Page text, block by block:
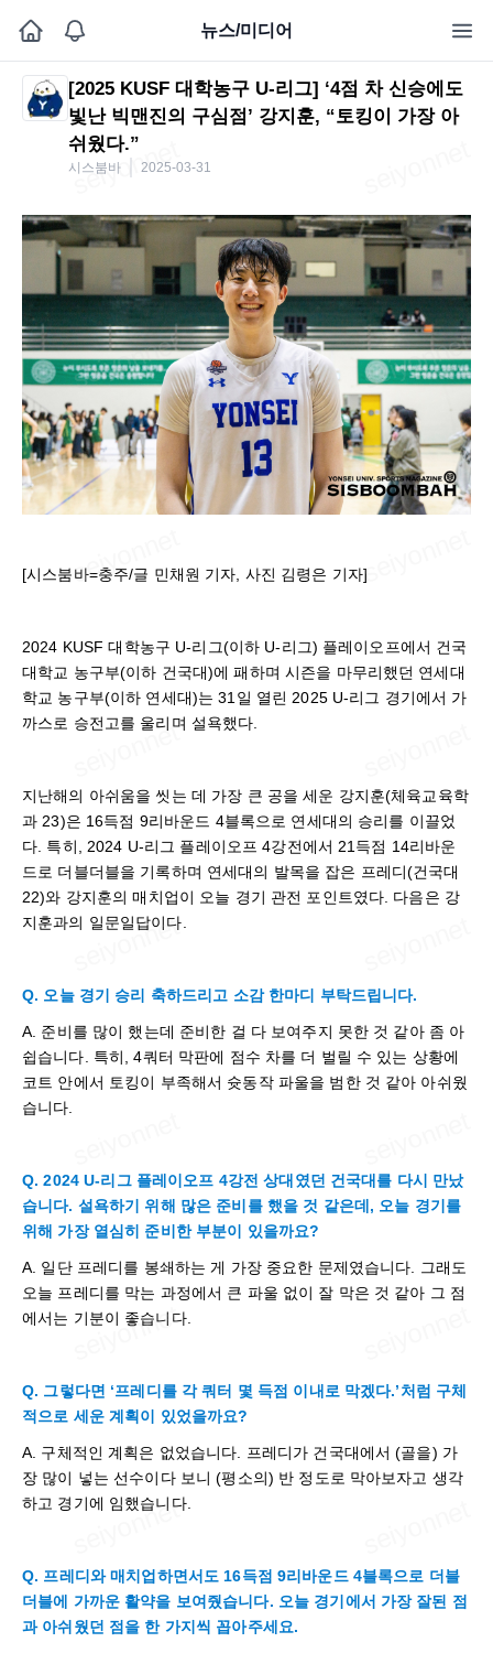
뉴스/미디어
[2025 KUSF 대학농구 U-리그] ‘4점 차 신승에도
빛난 빅맨진의 구심점’ 강지훈, “토킹이 가장 아
쉬웠다.”
시스붐바 2025-03-31
[시스붐바=충주/글 민채원 기자, 사진 김령은 기자]
2024 KUSF 대학농구 U-리그(이하 U-리그) 플레이오프에서 건국
대학교 농구부(이하 건국대)에 패하며 시즌을 마무리했던 연세대
학교 농구부(이하 연세대)는 31일 열린 2025 U-리그 경기에서 가
까스로 승전고를 울리며 설욕했다.
지난해의 아쉬움을 씻는 데 가장 큰 공을 세운 강지훈(체육교육학
과 23)은 16득점 9리바운드 4블록으로 연세대의 승리를 이끌었
다. 특히, 2024 U-리그 플레이오프 4강전에서 21득점 14리바운
드로 더블더블을 기록하며 연세대의 발목을 잡은 프레디(건국대
22)와 강지훈의 매치업이 오늘 경기 관전 포인트였다. 다음은 강
지훈과의 일문일답이다.
Q. 오늘 경기 승리 축하드리고 소감 한마디 부탁드립니다.
A. 준비를 많이 했는데 준비한 걸 다 보여주지 못한 것 같아 좀 아
쉽습니다. 특히, 4쿼터 막판에 점수 차를 더 벌릴 수 있는 상황에
코트 안에서 토킹이 부족해서 슛동작 파울을 범한 것 같아 아쉬웠
습니다.
Q. 2024 U-리그 플레이오프 4강전 상대였던 건국대를 다시 만났
습니다. 설욕하기 위해 많은 준비를 했을 것 같은데, 오늘 경기를
위해 가장 열심히 준비한 부분이 있을까요?
A. 일단 프레디를 봉쇄하는 게 가장 중요한 문제였습니다. 그래도
오늘 프레디를 막는 과정에서 큰 파울 없이 잘 막은 것 같아 그 점
에서는 기분이 좋습니다.
Q. 그렇다면 ‘프레디를 각 쿼터 몇 득점 이내로 막겠다.’처럼 구체
적으로 세운 계획이 있었을까요?
A. 구체적인 계획은 없었습니다. 프레디가 건국대에서 (골을) 가
장 많이 넣는 선수이다 보니 (평소의) 반 정도로 막아보자고 생각
하고 경기에 임했습니다.
Q. 프레디와 매치업하면서도 16득점 9리바운드 4블록으로 더블
더블에 가까운 활약을 보여줬습니다. 오늘 경기에서 가장 잘된 점
과 아쉬웠던 점을 한 가지씩 꼽아주세요.